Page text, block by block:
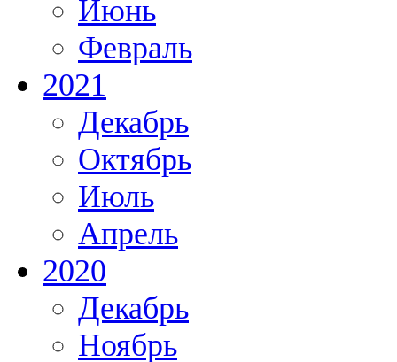
Июнь
Февраль
2021
Декабрь
Октябрь
Июль
Апрель
2020
Декабрь
Ноябрь